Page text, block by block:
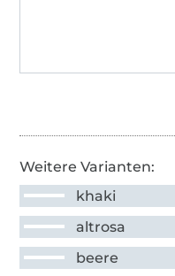
Weitere Varianten:
khaki
altrosa
beere